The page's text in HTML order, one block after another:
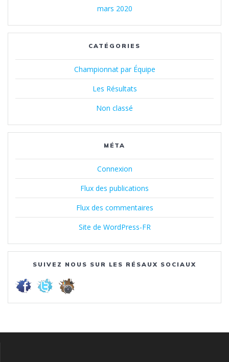
mars 2020
CATÉGORIES
Championnat par Équipe
Les Résultats
Non classé
MÉTA
Connexion
Flux des publications
Flux des commentaires
Site de WordPress-FR
SUIVEZ NOUS SUR LES RÉSAUX SOCIAUX